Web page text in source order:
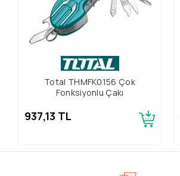
Total THMFK0156 Çok
Fonksiyonlu Çakı
937,13 TL